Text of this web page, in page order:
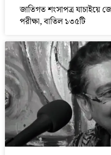
জাতিগত শংসাপত্র যাচাইয়ে
পরীক্ষা, বাতিল ১৩৫টি